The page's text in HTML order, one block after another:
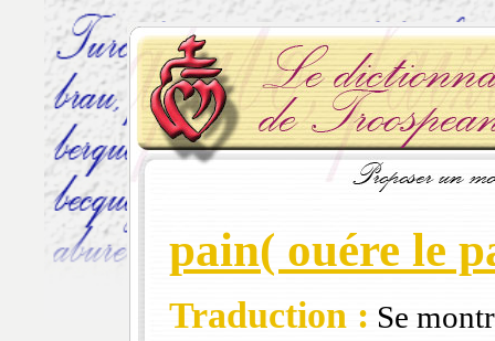
pain( ouére le
Traduction : Se